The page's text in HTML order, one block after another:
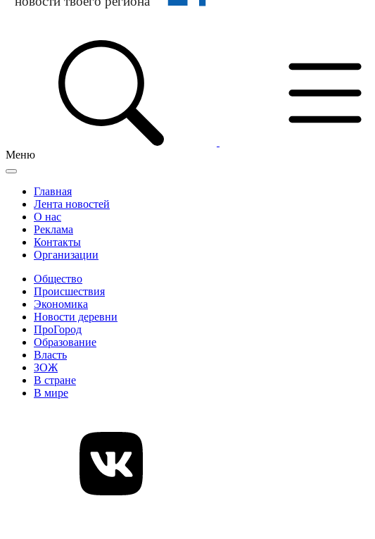
Меню
Главная
Лента новостей
О нас
Реклама
Контакты
Организации
Общество
Происшествия
Экономика
Новости деревни
ПроГород
Образование
Власть
ЗОЖ
В стране
В мире